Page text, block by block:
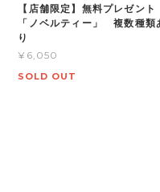
【店舗限定】無料プレゼント
「ノベルティー」 複数種類
り
¥6,050
SOLD OUT